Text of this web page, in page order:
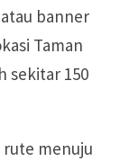
banner
Taman
sekitar 150
rute menuju